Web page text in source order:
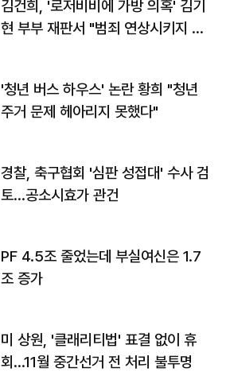
김건희, '로저비비에 가방 의혹' 김기
현 부부 재판서 "범죄 연상시키지 말
'청년 버스 하우스' 논란 황희 "청년
주거 문제 헤아리지 못했다"
경찰, 축구협회 '심판 성접대' 수사 검
토…공소시효가 관건
PF 4.5조 줄었는데 부실여신은 1.7
조 증가
미 상원, '클래리티법' 표결 없이 휴
회…11월 중간선거 전 처리 불투명